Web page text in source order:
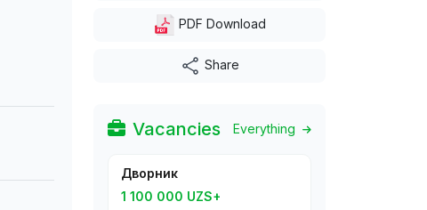
PDF Download
Share
Vacancies Everything
Дворник
1 100 000 UZS+